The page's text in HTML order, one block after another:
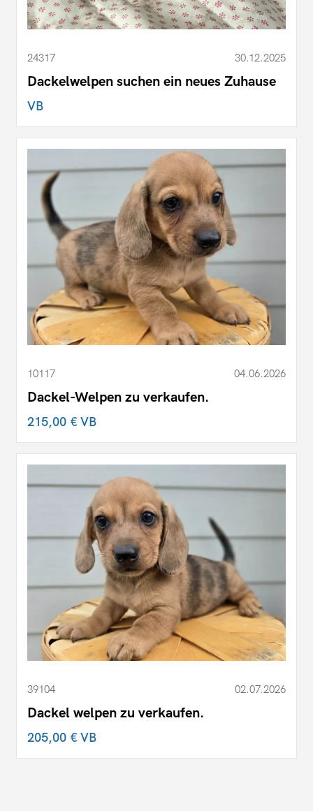
24317 30.12.2025
Dackelwelpen suchen ein neues Zuhause
VB
10117 04.06.2026
Dackel-Welpen zu verkaufen.
215,00 €VB
39104 02.07.2026
Dackel welpen zu verkaufen.
205,00 €VB